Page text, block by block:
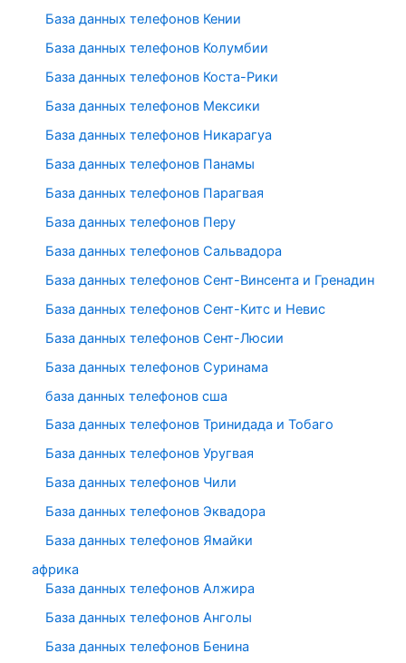
База данных телефонов Кении
База данных телефонов Колумбии
База данных телефонов Коста-Рики
База данных телефонов Мексики
База данных телефонов Никарагуа
База данных телефонов Панамы
База данных телефонов Парагвая
База данных телефонов Перу
База данных телефонов Сальвадора
База данных телефонов Сент-Винсента и Гренадин
База данных телефонов Сент-Китс и Невис
База данных телефонов Сент-Люсии
База данных телефонов Суринама
база данных телефонов сша
База данных телефонов Тринидада и Тобаго
База данных телефонов Уругвая
База данных телефонов Чили
База данных телефонов Эквадора
База данных телефонов Ямайки
африка
База данных телефонов Алжира
База данных телефонов Анголы
База данных телефонов Бенина